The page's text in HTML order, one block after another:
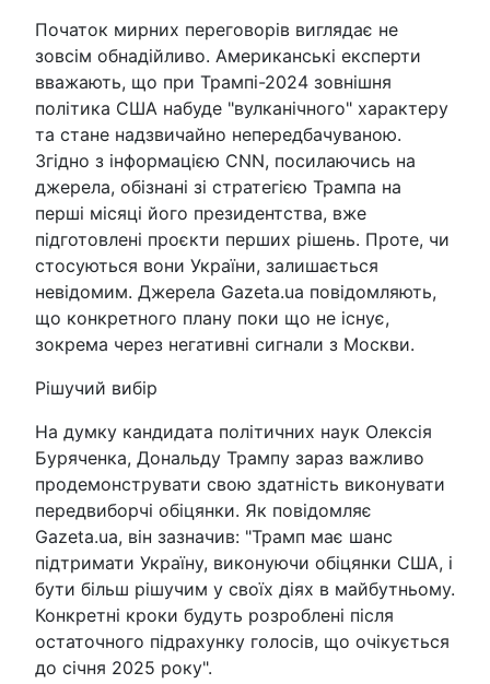
Початок мирних переговорів виглядає не
зовсім обнадійливо. Американські експерти
вважають, що при Трампі-2024 зовнішня
політика США набуде "вулканічного" характеру
та стане надзвичайно непередбачуваною.
Згідно з інформацією CNN, посилаючись на
джерела, обізнані зі стратегією Трампа на
перші місяці його президентства, вже
підготовлені проєкти перших рішень. Проте, чи
стосуються вони України, залишається
невідомим. Джерела Gazeta.ua повідомляють,
що конкретного плану поки що не існує,
зокрема через негативні сигнали з Москви.
Рішучий вибір
На думку кандидата політичних наук Олексія
Буряченка, Дональду Трампу зараз важливо
продемонструвати свою здатність виконувати
передвиборчі обіцянки. Як повідомляє
Gazeta.ua, він зазначив: "Трамп має шанс
підтримати Україну, виконуючи обіцянки США, і
бути більш рішучим у своїх діях в майбутньому.
Конкретні кроки будуть розроблені після
остаточного підрахунку голосів, що очікується
до січня 2025 року".